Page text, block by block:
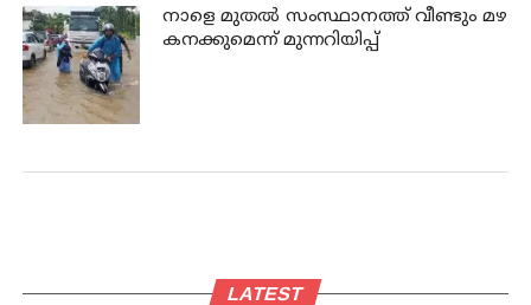
നാളെ മുതല്‍ സംസ്ഥാനത്ത് വീണ്ടും മഴ
കനക്കുമെന്ന് മുന്നറിയിപ്പ്
LATEST